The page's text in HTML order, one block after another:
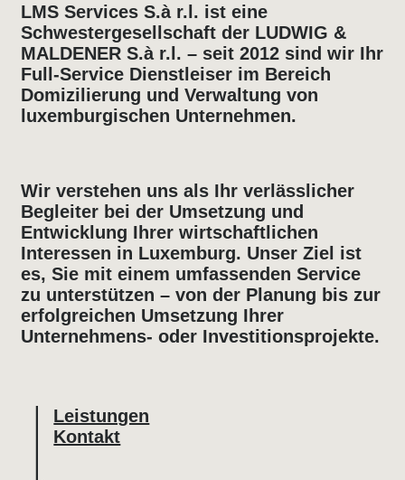
LMS Services S.à r.l. ist eine
Schwestergesellschaft der LUDWIG &
MALDENER S.à r.l. – seit 2012 sind wir Ihr
Full-Service Dienstleiser im Bereich
Domizilierung und Verwaltung von
luxemburgischen Unternehmen.
Wir verstehen uns als Ihr verlässlicher
Begleiter bei der Umsetzung und
Entwicklung Ihrer wirtschaftlichen
Interessen in Luxemburg. Unser Ziel ist
es, Sie mit einem umfassenden Service
zu unterstützen – von der Planung bis zur
erfolgreichen Umsetzung Ihrer
Unternehmens- oder Investitionsprojekte.
Leistungen
Kontakt